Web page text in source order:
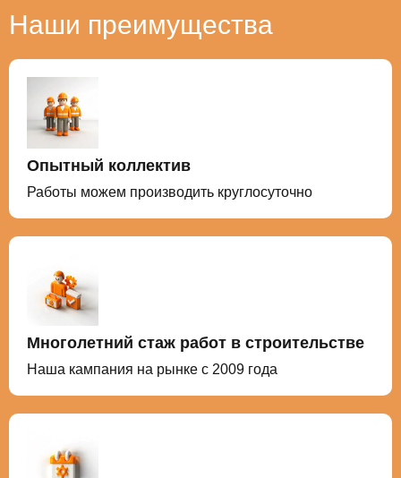
Наши преимущества
Опытный коллектив
Работы можем производить круглосуточно
Многолетний стаж работ в строительстве
Наша кампания на рынке с 2009 года